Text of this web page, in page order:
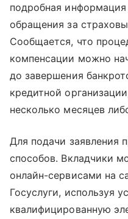
подробная
обращения за
Сообщается, что
компенсации можно
до завершения
кредитной
несколько месяцев
Для подачи заявления
способов. Вкладчики
онлайн-сервисами на
Госуслуги, используя
квалифицированную